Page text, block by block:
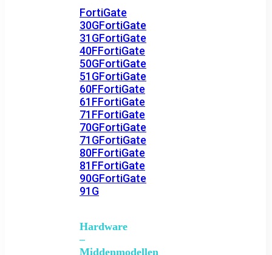
FortiGate
30GFortiGate
31GFortiGate
40FFortiGate
50GFortiGate
51GFortiGate
60FFortiGate
61FFortiGate
71FFortiGate
70GFortiGate
71GFortiGate
80FFortiGate
81FFortiGate
90GFortiGate
91G
Hardware
–
Middenmodellen